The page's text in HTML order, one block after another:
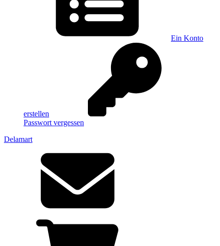
Ein Konto
erstellen
Passwort vergessen
Delamart